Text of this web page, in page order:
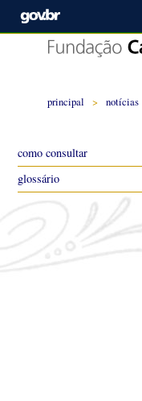
principal > notícias
como consultar
glossário